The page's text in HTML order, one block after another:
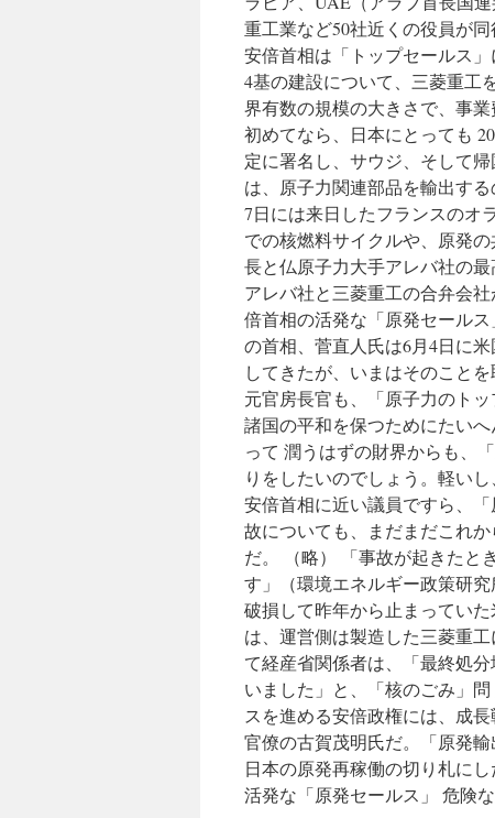
め
る
via
NHK
News
Web
重工業など50社近くの役員が
安倍首相は「トップセールス
4基の建設について、三菱重工
界有数の規模の大きさで、事
初めてなら、日本にとっても
定に署名し、サウジ、そして
は、原子力関連部品を輸出す
7日には来日したフランスのオ
での核燃料サイクルや、原発
長と仏原子力大手アレバ社の
アレバ社と三菱重工の合弁会
倍首相の活発な「原発セール
の首相、菅直人氏は6月4日に
してきたが、いまはそのこと
元官房長官も、「原子力のト
諸国の平和を保つためにたい
って 潤うはずの財界からも、
りをしたいのでしょう。軽い
安倍首相に近い議員ですら、
故についても、まだまだこれ
だ。 （略） 「事故が起きたと
す」（環境エネルギー政策研
破損して昨年から止まってい
は、運営側は製造した三菱重
て経産省関係者は、「最終処
いました」と、「核のごみ」
スを進める安倍政権には、成
官僚の古賀茂明氏だ。「原発
日本の原発再稼働の切り札に
活発な「原発セールス」 危険